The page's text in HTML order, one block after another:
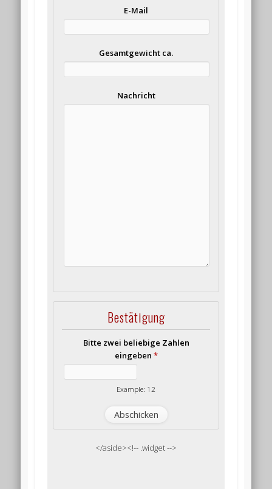
E-Mail
Gesamtgewicht ca.
Nachricht
Bestätigung
Bitte zwei beliebige Zahlen
eingeben *
Example: 12
</aside><!-- .widget -->